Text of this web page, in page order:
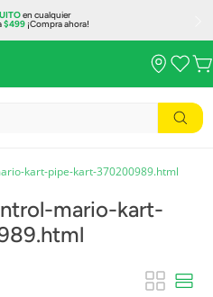
en cualquier
$499¡Compra ahora!
kart-pipe-kart-370200989.html
mario-kart-